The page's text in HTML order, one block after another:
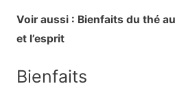
Voir aussi : Bienfaits du thé
et l’esprit
Bienfaits